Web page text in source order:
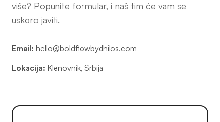
više? Popunite formular, i naš tim će vam se
uskoro javiti.
Email: hello@boldflowbydhilos.com
Lokacija: Klenovnik, Srbija